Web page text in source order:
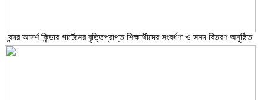
বন্দর আদর্শ কিন্ডার গার্টেনের বৃত্তিপ্রাপ্ত শিক্ষার্থীদের সংবর্ধণা ও সনদ বিতরণ অনুষ্ঠিত